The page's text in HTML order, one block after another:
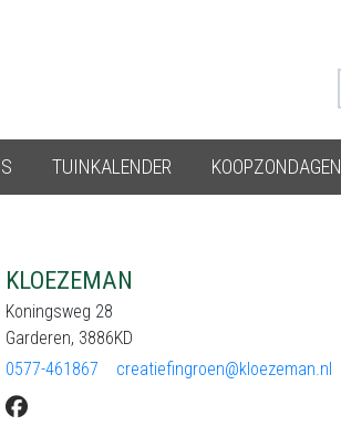
TUINKALENDER KOOPZONDAGEN
KLOEZEMAN
Koningsweg 28
Garderen, 3886KD
0577-461867
creatiefingroen@kloezeman.nl